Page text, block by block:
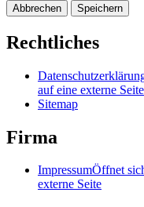
Abbrechen Speichern
Rechtliches
auf eine externe Seite
Sitemap
Firma
ImpressumÖffnet
externe Seite